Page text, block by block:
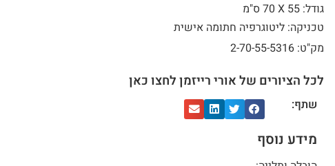
גודל: 55 X
70 ס"מ
טכניקה: ליטוגרפיה חתומה אישית
מק"ט: 2-70-55-5316
לכל הציורים של אורי רייזמן לחצו כאן
שתף:
מידע נוסף